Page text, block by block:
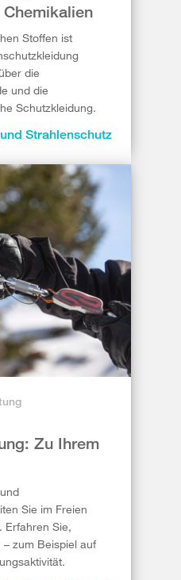
Stoffen ist
die
und die
Schutzkleidung.
Strahlenschutz
Zu Ihrem
Sie im Freien
Erfahren Sie,
zum Beispiel auf